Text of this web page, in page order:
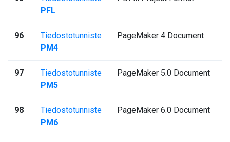
PFL
96
Tiedostotunniste
PM4
PageMaker 4 Document
97
Tiedostotunniste
PM5
PageMaker 5.0 Document
98
Tiedostotunniste
PM6
PageMaker 6.0 Document